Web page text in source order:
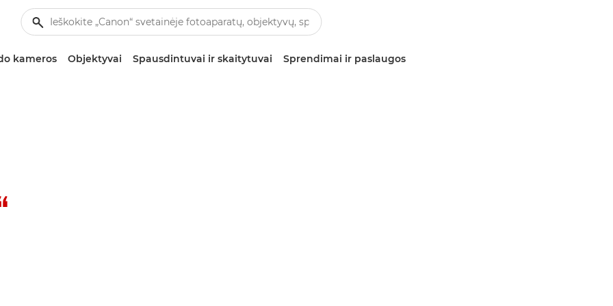
kameros Objektyvai Spausdintuvai ir skaitytuvai Sprendimai ir paslaugos